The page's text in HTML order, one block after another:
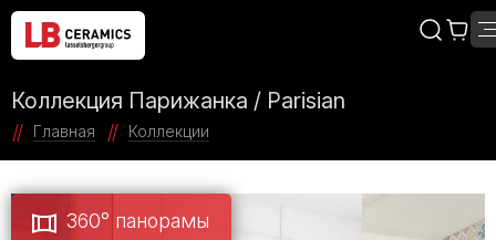
Коллекция Парижанка / Parisian
Главная Коллекции
360° панорамы